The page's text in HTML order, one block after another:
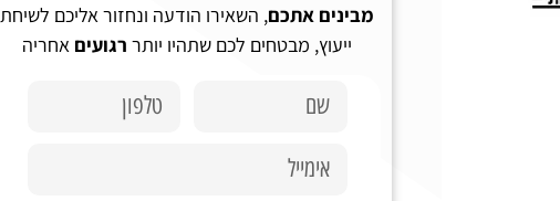
מבינים אתכם, השאירו הודעה ונחזור אליכם לשיחת
ייעוץ, מבטחים לכם שתהיו יותר רגועים אחריה